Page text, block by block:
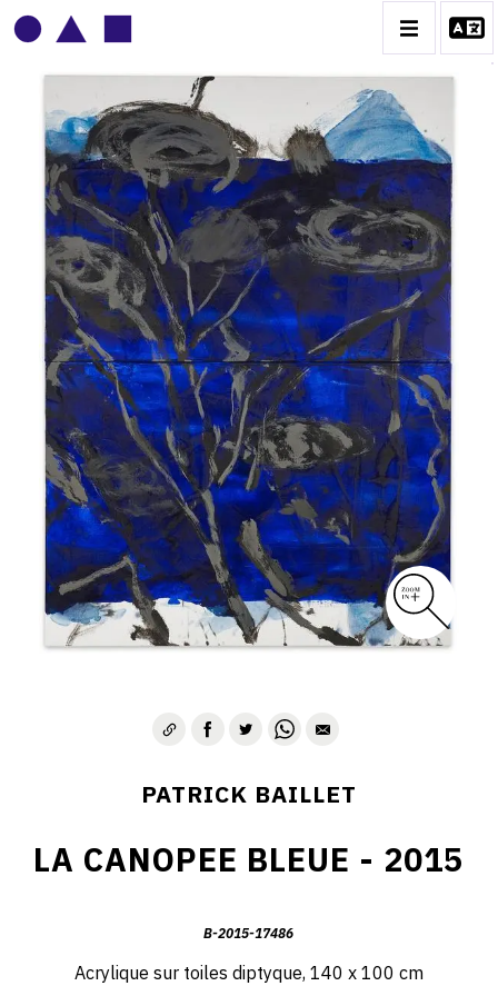
PATRICK BAILLET
BIOGRAPHIE
CATALOGUE DES OEUVRES
CONTACT
PATRICK BAILLET
LA CANOPEE BLEUE - 2015
B-2015-17486
Acrylique sur toiles diptyque, 140 x 100 cm